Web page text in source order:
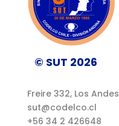
© SUT 2026
Freire 332, Los Andes
sut@codelco.cl
+56 34 2 426648